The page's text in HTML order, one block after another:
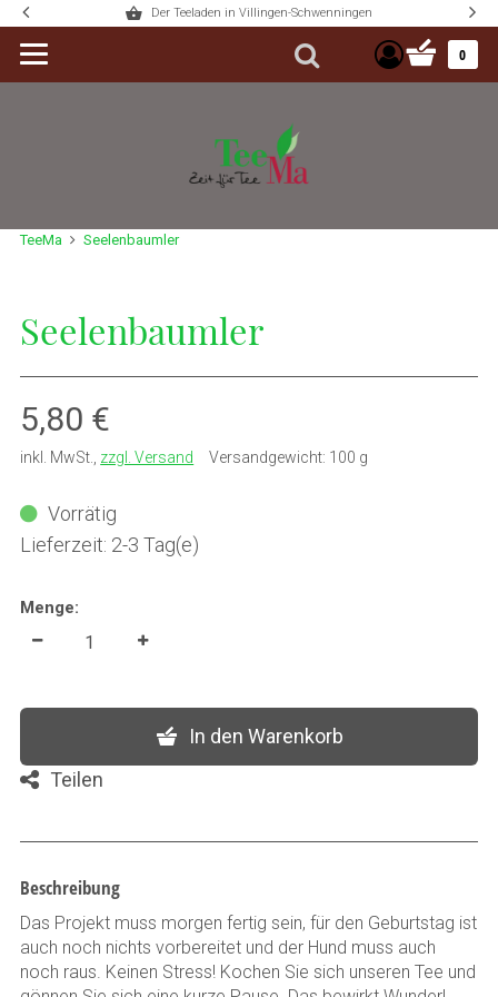
Der Teeladen in Villingen-Schwenningen
Suche
0
TeeMa Seelenbaumler
Seelenbaumler
Verkaufspreis: 5,80 €
5,80 €
inkl. MwSt. zzgl. Versand Versandgewicht: 100 g
Vorrätig
Lieferzeit: 2-3 Tag(e)
Menge:
In den Warenkorb
Teilen
Beschreibung
Das Projekt muss morgen fertig sein, für den Geburtstag ist
auch noch nichts vorbereitet und der Hund muss auch
noch raus. Keinen Stress! Kochen Sie sich unseren Tee und